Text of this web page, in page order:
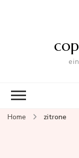
Home zitrone